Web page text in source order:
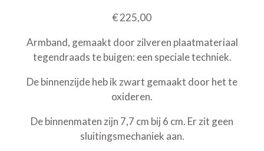
€ 225,00
Armband, gemaakt door zilveren plaatmateriaal
tegendraads te buigen: een speciale techniek.
De binnenzijde heb ik zwart gemaakt door het te
oxideren.
De binnenmaten zijn 7,7 cm bij 6 cm. Er zit geen
sluitingsmechaniek aan.